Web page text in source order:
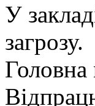
​У
загрозу.
​Головна